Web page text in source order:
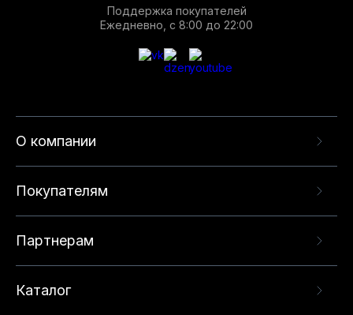
О компании
Покупателям
Партнерам
Каталог
Поддержка покупателей
Ежедневно, с 8:00 до 22:00